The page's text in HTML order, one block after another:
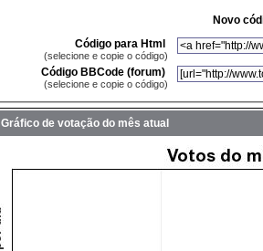
Novo
Código para Html
(selecione e copie o código)
Código BBCode (forum)
(selecione e copie o código)
Gráfico de votação do mês atual